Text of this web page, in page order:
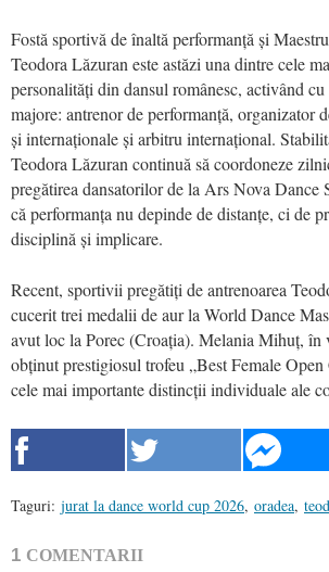
Fostă sportivă de înaltă performanță și
Teodora Lăzuran este astăzi una dintre cele
personalități din dansul românesc, activând
majore: antrenor de performanță, organizator
și internaționale și arbitru internațional.
Teodora Lăzuran continuă să coordoneze
pregătirea dansatorilor de la Ars Nova Dance
că performanța nu depinde de distanțe, ci de
disciplină și implicare.
Recent, sportivii pregătiți de antrenoarea
cucerit trei medalii de aur la World Dance
avut loc la Porec (Croația). Melania Mihuț, în
obținut prestigiosul trofeu „Best Female
cele mai importante distincții individuale ale
Taguri: jurat la dance world cup 2026, oradea,
1 COMENTARII